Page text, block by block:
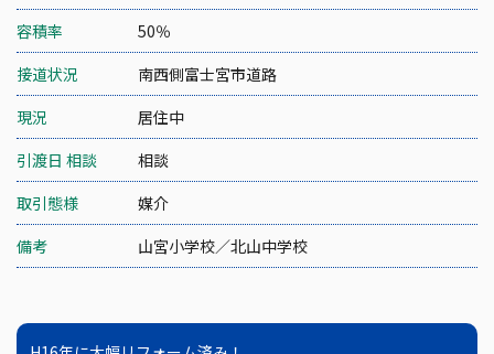
容積率
50％
接道状況
南西側富士宮市道路
現況
居住中
引渡日 相談
相談
取引態様
媒介
備考
山宮小学校／北山中学校